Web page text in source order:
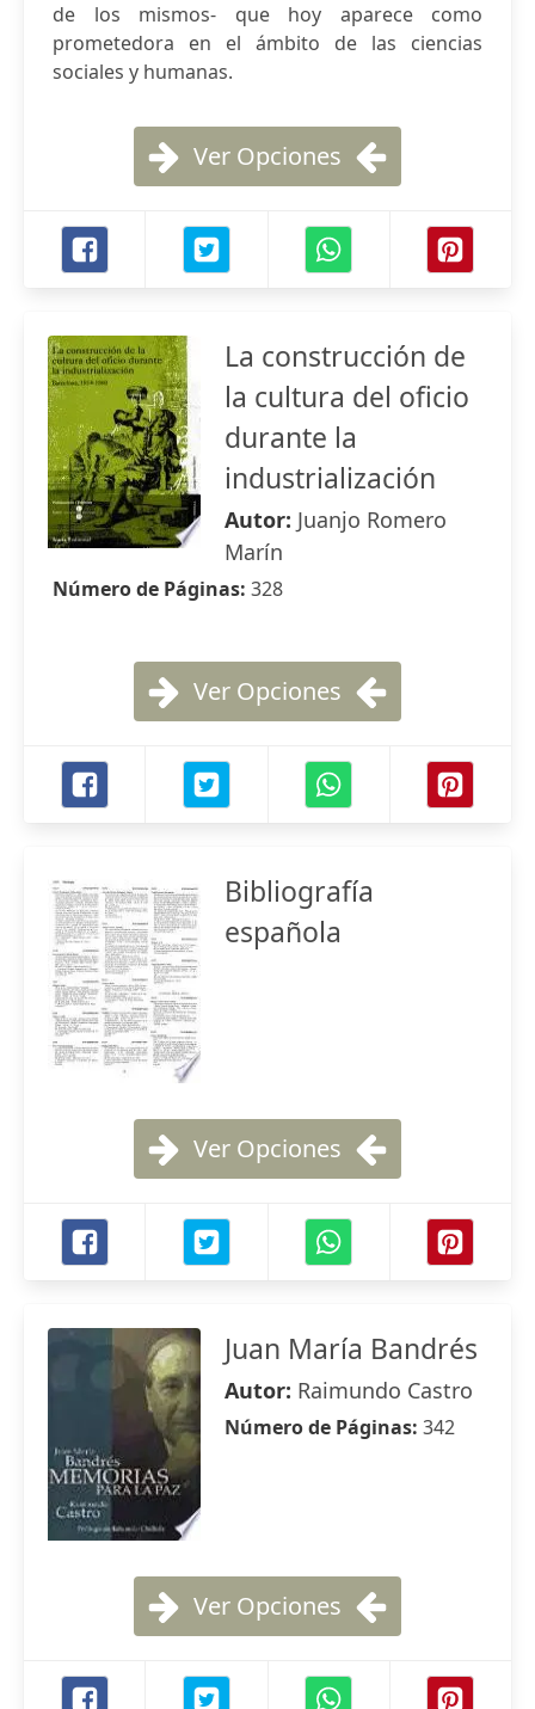
de los mismos- que hoy aparece como
prometedora en el ámbito de las ciencias
sociales y humanas.
Ver Opciones
La construcción de
la cultura del oficio
durante la
industrialización
Autor: Juanjo Romero
Marín
Número de Páginas: 328
Ver Opciones
Bibliografía
española
Ver Opciones
Juan María Bandrés
Autor: Raimundo Castro
Número de Páginas: 342
Ver Opciones